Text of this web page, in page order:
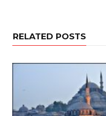
RELATED POSTS